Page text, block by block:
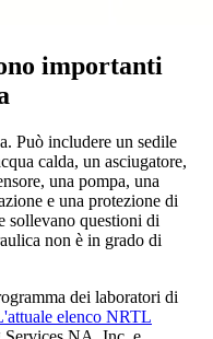
importanti
Può includere un sedile
calda, un asciugatore,
una pompa, una
e una protezione di
sollevano questioni di
non è in grado di
dei laboratori di
elenco NRTL